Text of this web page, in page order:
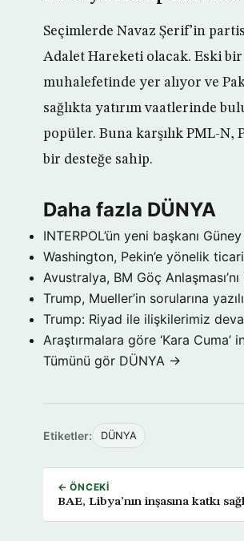
Seçimlerde Navaz Şerif’in
Adalet Hareketi olacak. Eski
muhalefetinde yer alıyor ve
sağlıkta yatırım vaatlerinde
popüler. Buna karşılık PML-N,
bir desteğe sahip.
Daha fazla DÜNYA
INTERPOL’ün yeni başkanı
Washington, Pekin’e yönelik
Avustralya, BM Göç
Trump, Mueller’in sorularına
Trump: Riyad ile ilişkilerimiz
Araştırmalara göre ‘Kara Cuma’
Tümünü gör DÜNYA →
Etiketler: DÜNYA
← ÖNCEKI
BAE, Libya’nın inşasına katkı